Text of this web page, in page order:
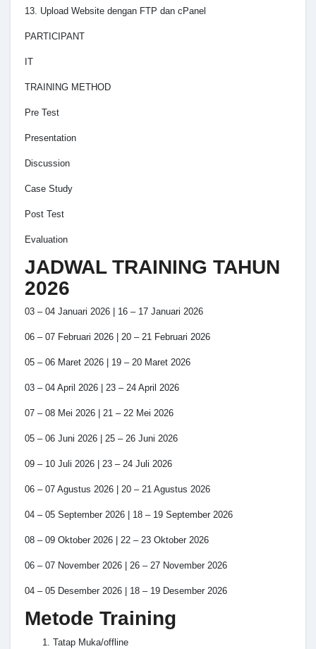
13. Upload Website dengan FTP dan cPanel
PARTICIPANT
IT
TRAINING METHOD
Pre Test
Presentation
Discussion
Case Study
Post Test
Evaluation
JADWAL TRAINING TAHUN
2026
03 – 04 Januari 2026 | 16 – 17 Januari 2026
06 – 07 Februari 2026 | 20 – 21 Februari 2026
05 – 06 Maret 2026 | 19 – 20 Maret 2026
03 – 04 April 2026 | 23 – 24 April 2026
07 – 08 Mei 2026 | 21 – 22 Mei 2026
05 – 06 Juni 2026 | 25 – 26 Juni 2026
09 – 10 Juli 2026 | 23 – 24 Juli 2026
06 – 07 Agustus 2026 | 20 – 21 Agustus 2026
04 – 05 September 2026 | 18 – 19 September 2026
08 – 09 Oktober 2026 | 22 – 23 Oktober 2026
06 – 07 November 2026 | 26 – 27 November 2026
04 – 05 Desember 2026 | 18 – 19 Desember 2026
Metode Training
Tatap Muka/offline